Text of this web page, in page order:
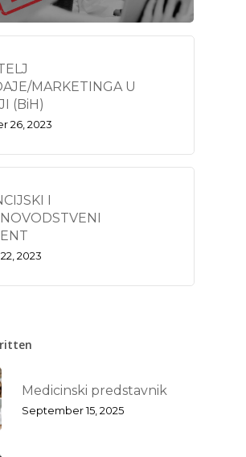
MARKETINGA U
(BiH)
26, 2023
I
2023
Medicinski predstavnik
September 15, 2025